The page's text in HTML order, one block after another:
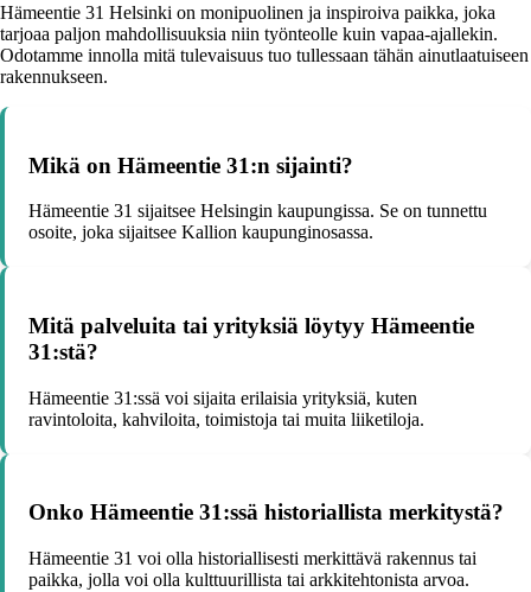
Hämeentie 31 Helsinki on monipuolinen ja inspiroiva paikka, joka
tarjoaa paljon mahdollisuuksia niin työnteolle kuin vapaa-ajallekin.
Odotamme innolla mitä tulevaisuus tuo tullessaan tähän ainutlaatuiseen
rakennukseen.
Mikä on Hämeentie 31:n sijainti?
Hämeentie 31 sijaitsee Helsingin kaupungissa. Se on tunnettu
osoite, joka sijaitsee Kallion kaupunginosassa.
Mitä palveluita tai yrityksiä löytyy Hämeentie
31:stä?
Hämeentie 31:ssä voi sijaita erilaisia yrityksiä, kuten
ravintoloita, kahviloita, toimistoja tai muita liiketiloja.
Onko Hämeentie 31:ssä historiallista merkitystä?
Hämeentie 31 voi olla historiallisesti merkittävä rakennus tai
paikka, jolla voi olla kulttuurillista tai arkkitehtonista arvoa.